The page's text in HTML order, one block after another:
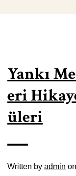
Yankı
eri
üleri
Written by admin